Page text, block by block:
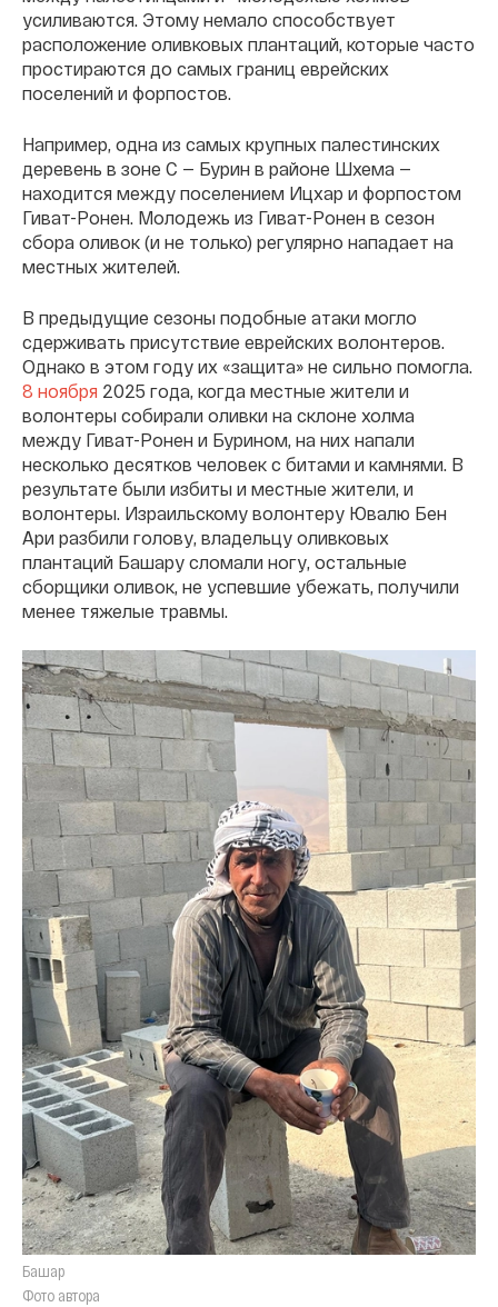
усиливаются. Этому немало способствует
расположение оливковых плантаций, которые часто
простираются до самых границ еврейских
поселений и форпостов.
Например, одна из самых крупных палестинских
деревень в зоне С — Бурин в районе Шхема —
находится между поселением Ицхар и форпостом
Гиват-Ронен. Молодежь из Гиват-Ронен в сезон
сбора оливок (и не только) регулярно нападает на
местных жителей.
В предыдущие сезоны подобные атаки могло
сдерживать присутствие еврейских волонтеров.
Однако в этом году их «защита» не сильно помогла.
8 ноября 2025 года, когда местные жители и
волонтеры собирали оливки на склоне холма
между Гиват-Ронен и Бурином, на них напали
несколько десятков человек с битами и камнями. В
результате были избиты и местные жители, и
волонтеры. Израильскому волонтеру Ювалю Бен
Ари разбили голову, владельцу оливковых
плантаций Башару сломали ногу, остальные
сборщики оливок, не успевшие убежать, получили
менее тяжелые травмы.
Башар
Фото автора